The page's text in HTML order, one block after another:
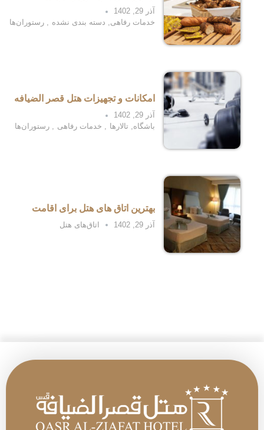
آذر 29, 1402
خدمات رفاهی, دسته بندی نشده , رستوران‌ها
امکانات و تجهیزات هتل قصر الضیافه
آذر 29, 1402
باشگاه, تالارها , خدمات رفاهی , رستوران‌ها
بهترین اتاق های هتل برای اقامت
آذر 29, 1402 اتاق‌های هتل